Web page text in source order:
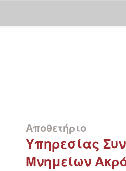
Αποθετήριο
Υπηρεσίας
Μνημείων